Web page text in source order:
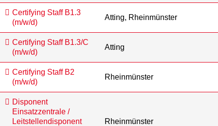
Certifying Staff B1.3
(m/w/d)
Atting, Rheinmünster
Certifying Staff B1.3/C
(m/w/d)
Atting
Certifying Staff B2
(m/w/d)
Rheinmünster
Disponent
Einsatzzentrale /
Leitstellendisponent
Rheinmünster